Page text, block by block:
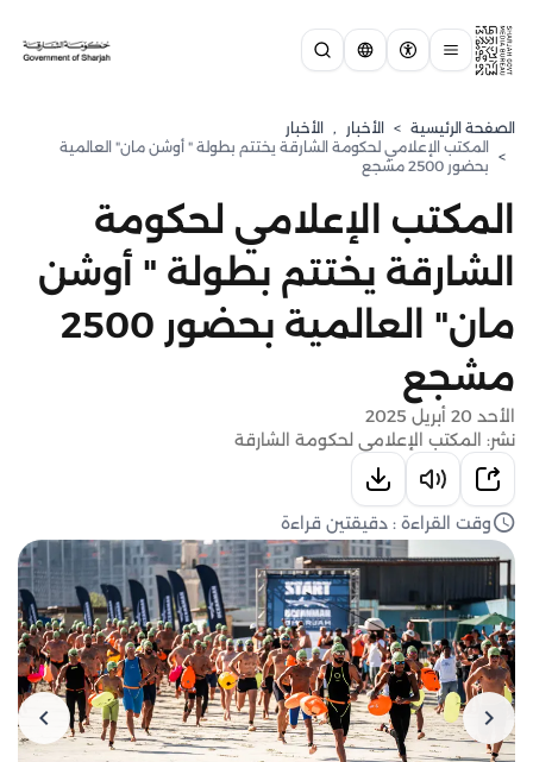
الصفحة الرئيسية > الأخبار , الأخبار
>
المكتب الإعلامي لحكومة الشارقة يختتم بطولة " أوشن مان" العالمية
بحضور 2500 مشجع
المكتب الإعلامي لحكومة
الشارقة يختتم بطولة " أوشن
مان" العالمية بحضور 2500
مشجع
الأحد 20 أبريل 2025
نشر: المكتب الإعلامي لحكومة الشارقة
وقت القراءة : دقيقتين قراءة